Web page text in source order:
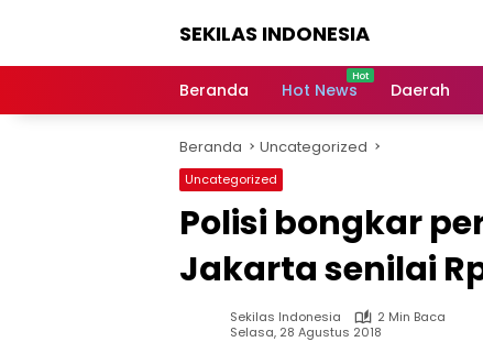
SEKILAS INDONESIA
Terkini,
Latest
World,
Headlines,
News
Beranda Hot News Daerah
Beranda Uncategorized
Uncategorized
Polisi bongkar
Jakarta senilai
Sekilas Indonesia
2 Min Baca
Selasa, 28 Agustus 2018